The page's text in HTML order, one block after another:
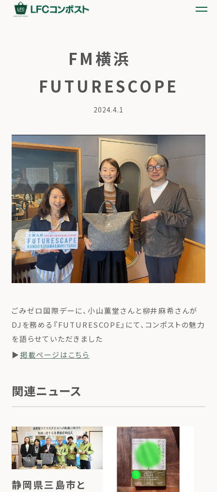
FM横浜
FUTURESCOPE
2024.4.1
ごみゼロ国際デーに、小山薫堂さんと柳井麻希さんが
DJを務める『FUTURESCOPE』にて、コンポストの魅力
を語らせていただきました
▶掲載ページはこちら
関連ニュース
静岡県三島市と